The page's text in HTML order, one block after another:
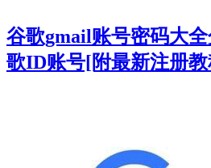
谷歌gmail账号密码大
歌ID账号[附最新注册教